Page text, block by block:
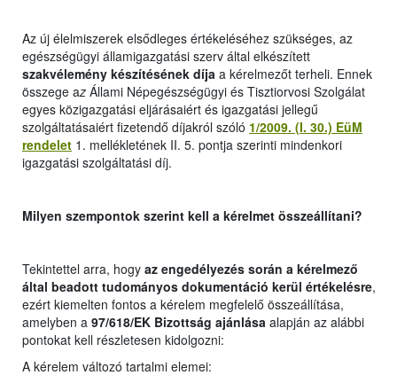
Az új élelmiszerek elsődleges értékeléséhez szükséges, az
egészségügyi államigazgatási szerv által elkészített
szakvélemény készítésének díja a kérelmezőt terheli. Ennek
összege az Állami Népegészségügyi és Tisztiorvosi Szolgálat
egyes közigazgatási eljárásaiért és igazgatási jellegű
szolgáltatásaiért fizetendő díjakról szóló 1/2009. (I. 30.) EüM
rendelet 1. mellékletének II. 5. pontja szerinti mindenkori
igazgatási szolgáltatási díj.
Milyen szempontok szerint kell a kérelmet összeállítani?
Tekintettel arra, hogy az engedélyezés során a kérelmező
által beadott tudományos dokumentáció kerül értékelésre,
ezért kiemelten fontos a kérelem megfelelő összeállítása,
amelyben a 97/618/EK Bizottság ajánlása alapján az alábbi
pontokat kell részletesen kidolgozni:
A kérelem változó tartalmi elemei: